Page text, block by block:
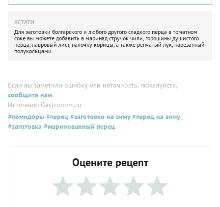
КСТАТИ
Для заготовки болгарского и любого другого сладкого перца в томатном
соке вы можете добавить в маринад стручок чили, горошины душистого
перца, лавровый лист, палочку корицы, а также репчатый лук, нарезанный
полукольцами.
Если вы заметили ошибку или неточность, пожалуйста,
сообщите нам.
Источник: Gastronom.ru
#помидоры #перец #заготовки на зиму#перец на зиму
#заготовка #маринованный перец
Оцените рецепт